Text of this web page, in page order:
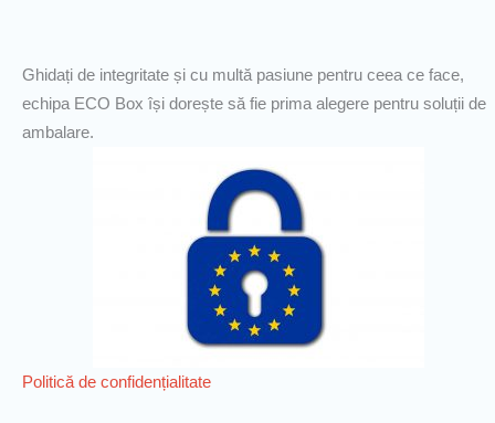
Ghidați de integritate și cu multă pasiune pentru ceea ce face,
echipa ECO Box își dorește să fie prima alegere pentru soluții de
ambalare.
Politică de confidențialitate